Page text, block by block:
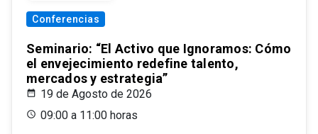
Conferencias
Seminario: “El Activo que Ignoramos: Cómo
el envejecimiento redefine talento,
mercados y estrategia”
19 de Agosto de 2026
09:00 a 11:00 horas